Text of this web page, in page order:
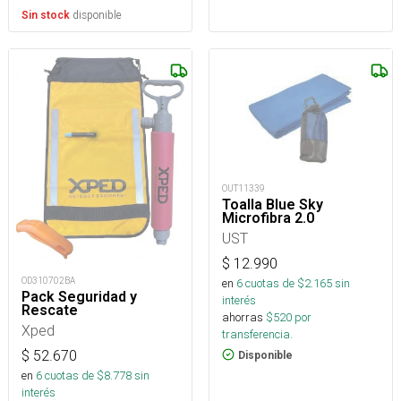
Sin stock disponible
OD310702BA
Pack Seguridad y
Rescate
Xped
$ 52.670
en 6cuotas de $8.778sin
interés
OUT11339
Toalla Blue Sky
Microfibra 2.0
UST
$ 12.990
en 6cuotas de $2.165sin
interés
ahorras $520 por
transferencia.
Disponible